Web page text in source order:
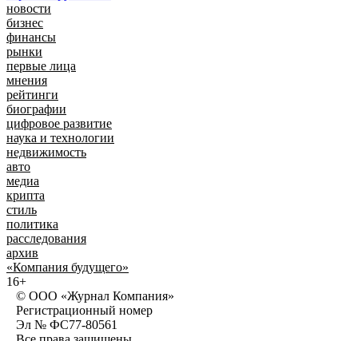
новости
бизнес
финансы
рынки
первые лица
мнения
рейтинги
биографии
цифровое развитие
наука и технологии
недвижимость
авто
медиа
крипта
стиль
политика
расследования
архив
«Компания будущего»
16+
© ООО «Журнал Компания»
Регистрационный номер
Эл № ФС77-80561